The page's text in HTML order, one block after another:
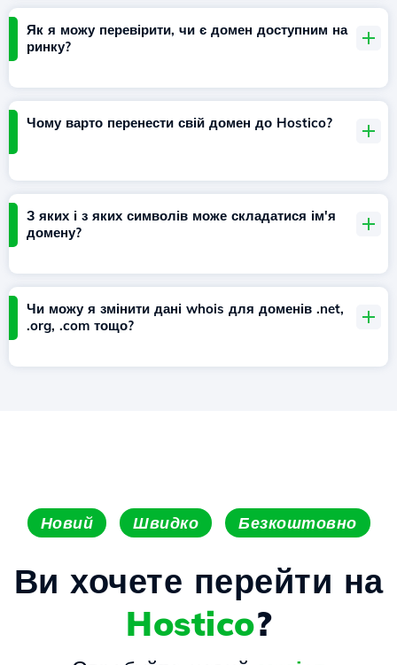
Як я можу перевірити, чи є домен доступним на
ринку?
Чому варто перенести свій домен до Hostico?
З яких і з яких символів може складатися ім'я
домену?
Чи можу я змінити дані whois для доменів .net,
.org, .com тощо?
Новий Швидко Безкоштовно
Ви хочете перейти на
Hostico?